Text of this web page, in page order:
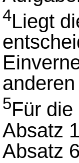
4Liegt
5Für
Absatz
Absatz